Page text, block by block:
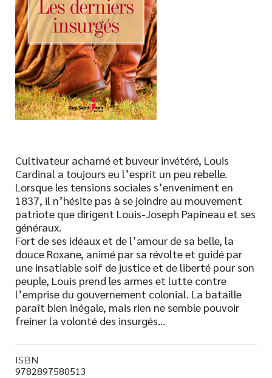
Nouveautés
Numérique
Livres audio
Meilleurs vendeurs
Page vedette
AUTEURS
CONTACT
Cultivateur acharné et buveur invétéré, Louis
Cardinal a toujours eu l’esprit un peu rebelle.
Lorsque les tensions sociales s’enveniment en
1837, il n’hésite pas à se joindre au mouvement
patriote que dirigent Louis-Joseph Papineau et ses
généraux.
Fort de ses idéaux et de l’amour de sa belle, la
douce Roxane, animé par sa révolte et guidé par
une insatiable soif de justice et de liberté pour son
peuple, Louis prend les armes et lutte contre
l’emprise du gouvernement colonial. La bataille
paraît bien inégale, mais rien ne semble pouvoir
freiner la volonté des insurgés…
ISBN
9782897580513